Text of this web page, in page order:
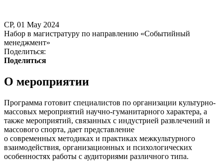
СР, 01 May 2024
Набор в магистратуру по направлению «Событийный
менеджмент»
Поделиться:
Поделиться
О мероприятии
Программа готовит специалистов по организации культурно-
массовых мероприятий научно-гуманитарного характера, а
также мероприятий, связанных с индустрией развлечений и
массового спорта, дает представление
о современных методиках и практиках межкультурного
взаимодействия, организационных и психологических
особенностях работы с аудиториями различного типа.